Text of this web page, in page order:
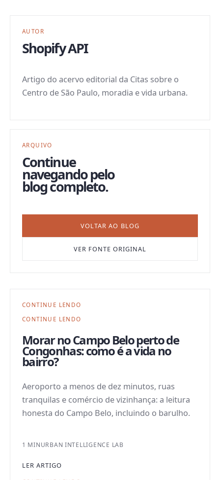
AUTOR
Shopify API
Artigo do acervo editorial da Citas sobre o
Centro de São Paulo, moradia e vida urbana.
ARQUIVO
Continue
navegando pelo
blog completo.
VOLTAR AO BLOG
VER FONTE ORIGINAL
CONTINUE LENDO
CONTINUE LENDO
Morar no Campo Belo perto de
Congonhas: como é a vida no
bairro?
Aeroporto a menos de dez minutos, ruas
tranquilas e comércio de vizinhança: a leitura
honesta do Campo Belo, incluindo o barulho.
1 MINURBAN INTELLIGENCE LAB
LER ARTIGO